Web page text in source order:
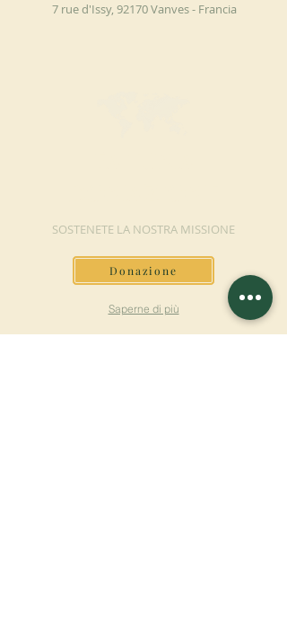
7 rue d'Issy, 92170 Vanves - Francia
SOSTENETE LA NOSTRA MISSIONE
Donazione
Saperne di più